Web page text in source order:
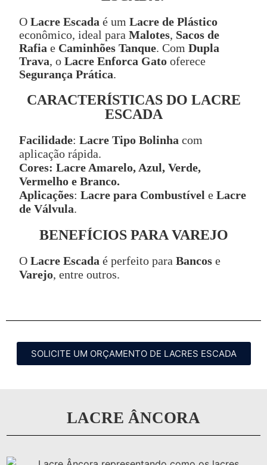
O Lacre Escada é um Lacre de Plástico
econômico, ideal para Malotes, Sacos de
Rafia e Caminhões Tanque. Com Dupla
Trava, o Lacre Enforca Gato oferece
Segurança Prática.
CARACTERÍSTICAS DO LACRE
ESCADA
Facilidade: Lacre Tipo Bolinha com
aplicação rápida.
Cores: Lacre Amarelo, Azul, Verde,
Vermelho e Branco.
Aplicações: Lacre para Combustível e Lacre
de Válvula.
BENEFÍCIOS PARA VAREJO
O Lacre Escada é perfeito para Bancos e
Varejo, entre outros.
SOLICITE UM ORÇAMENTO DE LACRES ESCADA
LACRE ÂNCORA